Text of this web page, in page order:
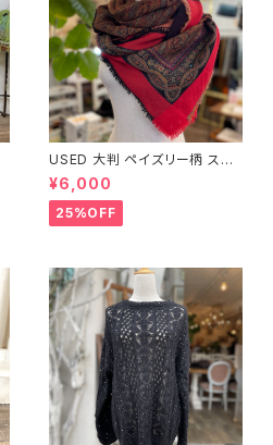
USED 大判 ペイズリー柄 スト
ール
¥6,000
25%OFF